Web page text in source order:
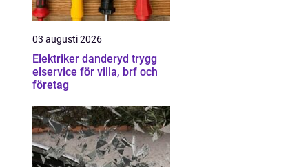
03 augusti 2026
Elektriker danderyd trygg
elservice för villa, brf och
företag